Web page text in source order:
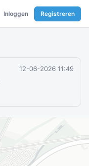
Inloggen Registreren
12-06-2026 11:49